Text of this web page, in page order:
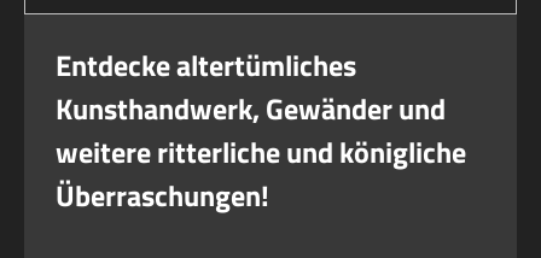
Entdecke altertümliches
Kunsthandwerk, Gewänder und
weitere ritterliche und königliche
Überraschungen!